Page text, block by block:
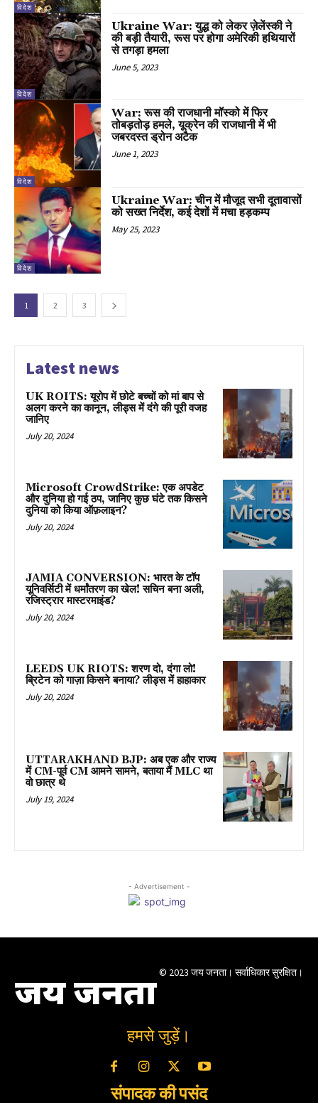
विदेश
विदेश
Ukraine War: युद्ध को लेकर ज़ेलेंस्की ने
की बड़ी तैयारी, रूस पर होगा अमेरिकी हथियारों
से तगड़ा हमला
June 5, 2023
विदेश
War: रूस की राजधानी मॉस्को में फिर
तोबड़तोड़ हमले, यूक्रेन की राजधानी में भी
जबरदस्त ड्रोन अटैक
June 1, 2023
विदेश
Ukraine War: चीन में मौजूद सभी दूतावासों
को सख्त निर्देश, कई देशों में मचा हड़कम्प
May 25, 2023
1 2 3
Latest news
UK ROITS: यूरोप में छोटे बच्चों को मां बाप से
अलग करने का कानून, लीड्स में दंगे की पूरी वजह
जानिए
July 20, 2024
Microsoft CrowdStrike: एक अपडेट
और दुनिया हो गई ठप, जानिए कुछ घंटे तक किसने
दुनिया को किया ऑफ़लाइन?
July 20, 2024
JAMIA CONVERSION: भारत के टॉप
यूनिवर्सिटी में धर्मांतरण का खेल! सचिन बना अली,
रजिस्ट्रार मास्टरमाइंड?
July 20, 2024
LEEDS UK RIOTS: शरण दो, दंगा लो!
ब्रिटेन को गाज़ा किसने बनाया? लीड्स में हाहाकार
July 20, 2024
UTTARAKHAND BJP: अब एक और राज्य
में CM-पूर्व CM आमने सामने, बताया मैं MLC था
वो छात्र थे
July 19, 2024
- Advertisement -
जय जनता © 2023 जय जनता। सर्वाधिकार सुरक्षित।
हमसे जुड़ें।
संपादक की पसंद